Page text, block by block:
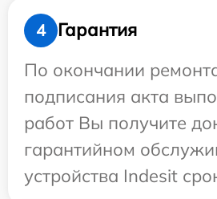
4
Гарантия
По окончании
подписания акта
работ Вы получите
гарантийном
устройства Indesit